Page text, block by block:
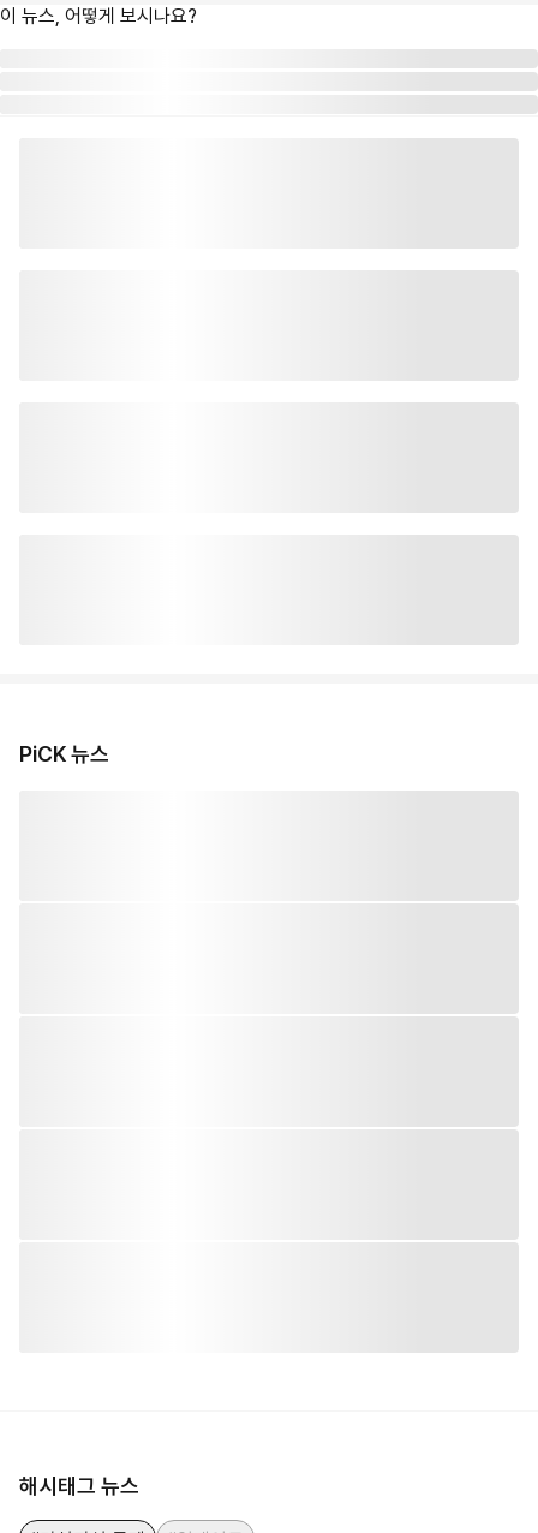
이 뉴스, 어떻게 보시나요?
PiCK 뉴스
해시태그 뉴스